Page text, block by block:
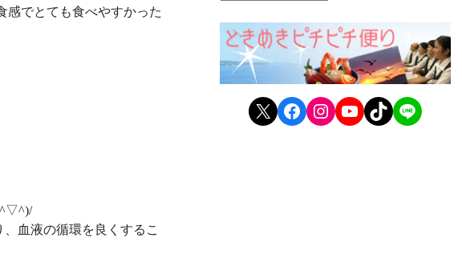
感でとても食べやすかった
血液の循環を良くするこ
X Facebook Instagram YouTube TikTok LINE